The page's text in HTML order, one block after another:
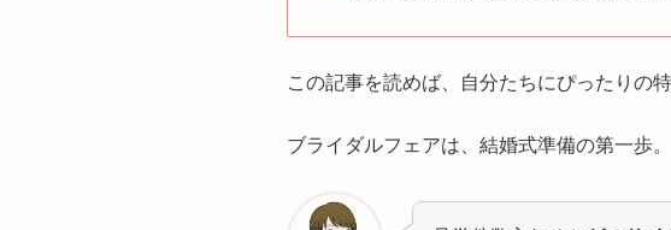
この記事を読めば、自分たちにぴったりの
ブライダルフェアは、結婚式準備の第一歩。